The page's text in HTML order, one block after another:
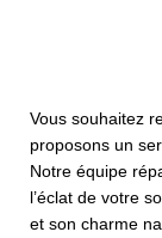
Vous souhaitez
proposons un
Notre équipe
l’éclat de votre
et son charme